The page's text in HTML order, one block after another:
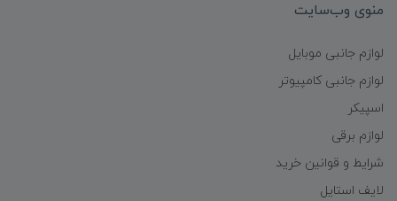
منوی وب‌سایت
لوازم جانبی موبایل
لوازم جانبی کامپیوتر
اسپیکر
لوازم برقی
شرایط و قوانین خرید
لایف استایل